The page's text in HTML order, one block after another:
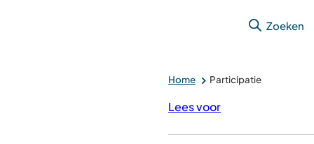
Zoeken
Home Participatie
Lees voor